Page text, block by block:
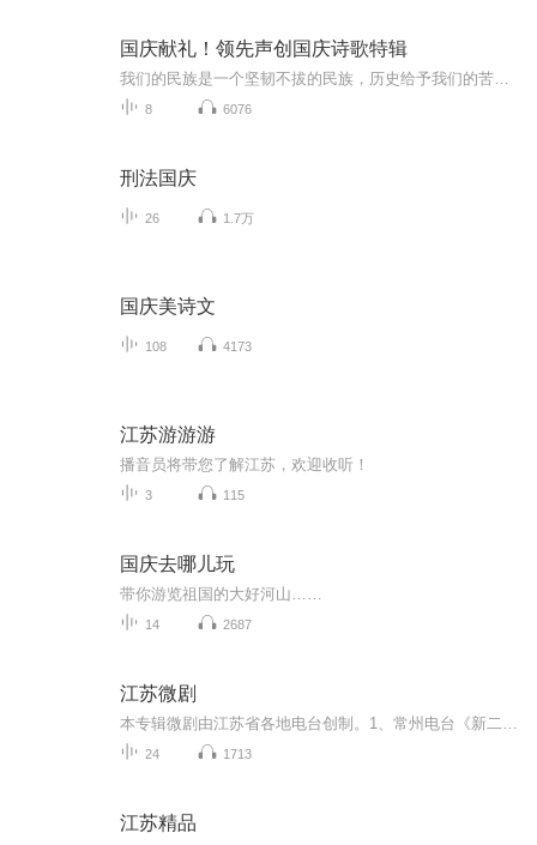
国庆献礼！领先声创国庆诗歌特辑
8 6076
刑法国庆
26 1.7万
国庆美诗文
108 4173
江苏游游游
播音员将带您了解江苏，欢迎收听！
3 115
国庆去哪儿玩
带你游览祖国的大好河山……
14 2687
江苏微剧
24 1713
江苏精品